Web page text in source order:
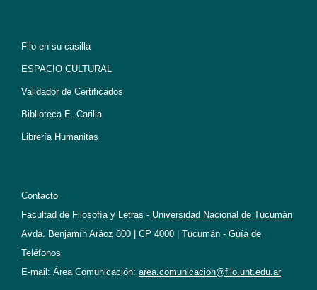
Filo en su casilla
ESPACIO CULTURAL
Validador de Certificados
Biblioteca E. Carilla
Librería Humanitas
Contacto
Facultad de Filosofía y Letras - Universidad Nacional de Tucumán
Avda. Benjamín Aráoz 800 | CP 4000 | Tucumán - Guía de
Teléfonos
E-mail: Área Comunicación: area.comunicacion@filo.unt.edu.ar